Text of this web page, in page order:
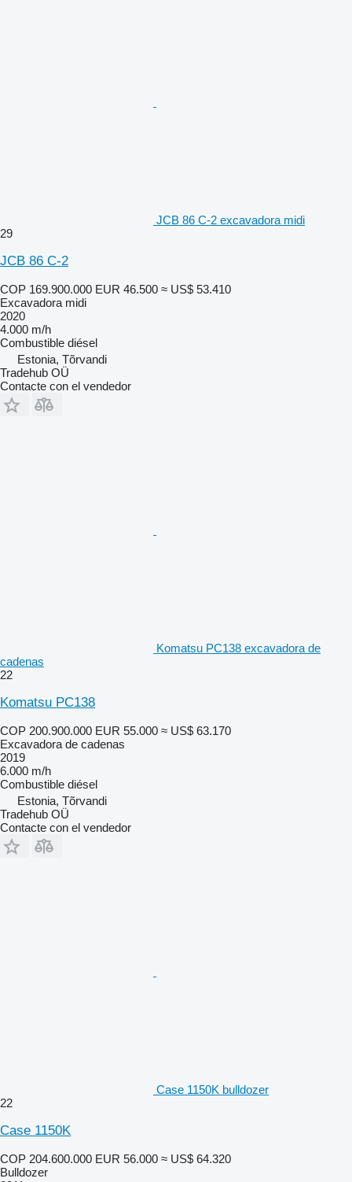
JCB 86 C-2 excavadora midi
29
JCB 86 C-2
COP 169.900.000 EUR 46.500 ≈ US$ 53.410
Excavadora midi
2020
4.000 m/h
Combustible diésel
Estonia, Tõrvandi
Tradehub OÜ
Contacte con el vendedor
Komatsu PC138 excavadora de
cadenas
22
Komatsu PC138
COP 200.900.000 EUR 55.000 ≈ US$ 63.170
Excavadora de cadenas
2019
6.000 m/h
Combustible diésel
Estonia, Tõrvandi
Tradehub OÜ
Contacte con el vendedor
Case 1150K bulldozer
22
Case 1150K
COP 204.600.000 EUR 56.000 ≈ US$ 64.320
Bulldozer